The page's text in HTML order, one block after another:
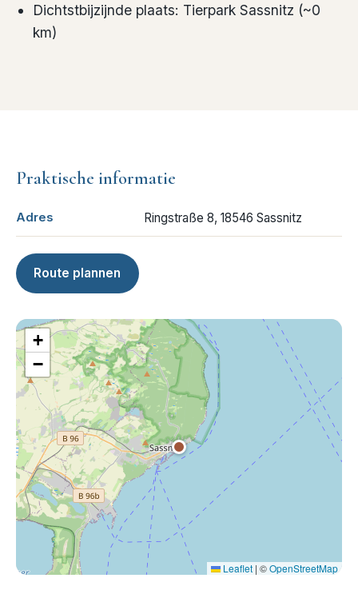
Dichtstbijzijnde plaats: Tierpark Sassnitz (~0
km)
Praktische informatie
Adres Ringstraße 8, 18546 Sassnitz
Route plannen
+
−
Leaflet | ©OpenStreetMap